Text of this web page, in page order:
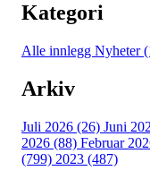
Kategori
Alle innlegg Nyheter
Arkiv
Juli 2026 (26) Juni
2026 (88) Februar
(799) 2023 (487)